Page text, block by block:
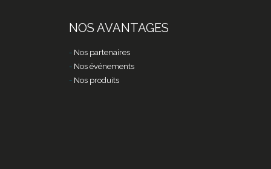
NOS AVANTAGES
Nos partenaires
Nos événements
Nos produits